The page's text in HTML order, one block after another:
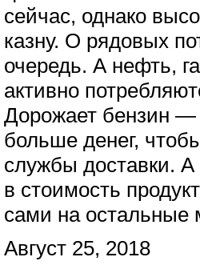
сейчас, однако
казну. О рядовых
очередь. А нефть,
активно
Дорожает бензин —
больше денег,
службы доставки. А
в стоимость
сами на остальные
Август 25, 2018